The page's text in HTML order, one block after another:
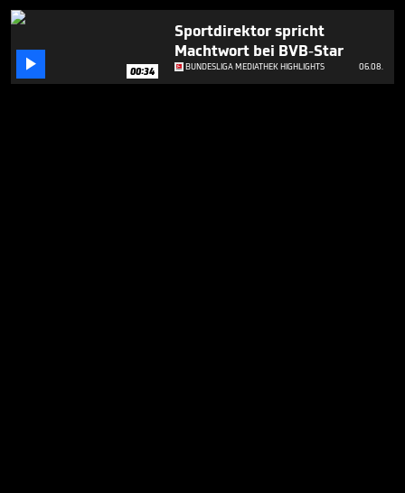
 00:34
Sportdirektor spricht
Machtwort bei BVB-Star
BUNDESLIGA MEDIATHEK HIGHLIGHTS 06.08.